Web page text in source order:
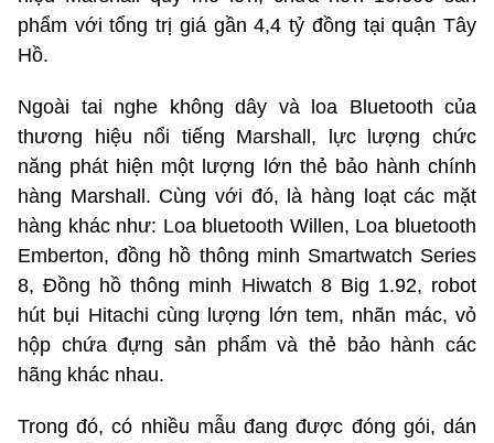
phẩm với tổng trị giá gần 4,4 tỷ đồng tại quận Tây
Hồ.
Ngoài tai nghe không dây và loa Bluetooth của
thương hiệu nổi tiếng Marshall, lực lượng chức
năng phát hiện một lượng lớn thẻ bảo hành chính
hàng Marshall. Cùng với đó, là hàng loạt các mặt
hàng khác như: Loa bluetooth Willen, Loa bluetooth
Emberton, đồng hồ thông minh Smartwatch Series
8, Đồng hồ thông minh Hiwatch 8 Big 1.92, robot
hút bụi Hitachi cùng lượng lớn tem, nhãn mác, vỏ
hộp chứa đựng sản phẩm và thẻ bảo hành các
hãng khác nhau.
Trong đó, có nhiều mẫu đang được đóng gói, dán